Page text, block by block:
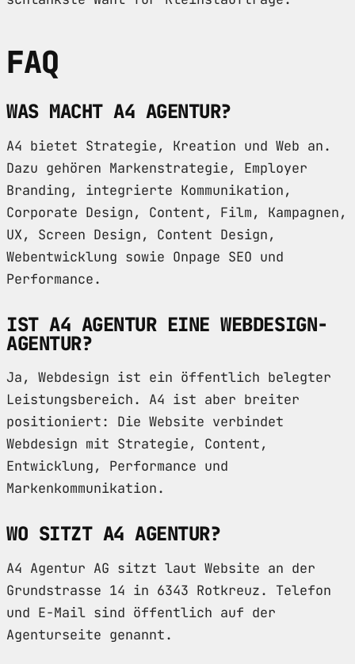
FAQ
WAS MACHT A4 AGENTUR?
A4 bietet Strategie, Kreation und Web an.
Dazu gehören Markenstrategie, Employer
Branding, integrierte Kommunikation,
Corporate Design, Content, Film, Kampagnen,
UX, Screen Design, Content Design,
Webentwicklung sowie Onpage SEO und
Performance.
IST A4 AGENTUR EINE WEBDESIGN-
AGENTUR?
Ja, Webdesign ist ein öffentlich belegter
Leistungsbereich. A4 ist aber breiter
positioniert: Die Website verbindet
Webdesign mit Strategie, Content,
Entwicklung, Performance und
Markenkommunikation.
WO SITZT A4 AGENTUR?
A4 Agentur AG sitzt laut Website an der
Grundstrasse 14 in 6343 Rotkreuz. Telefon
und E-Mail sind öffentlich auf der
Agenturseite genannt.